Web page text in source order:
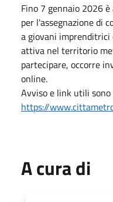
Fino 7 gennaio 2026
per l'assegnazione di
a giovani imprenditrici
attiva nel territorio
partecipare, occorre
online.
Avviso e link utili
https://
A cura di